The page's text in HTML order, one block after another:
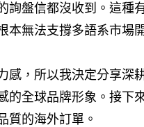
詢盤信都沒收到。這種
本無法支撐多語系市場
感，所以我決定分享深
的全球品牌形象。接
質的海外訂單。